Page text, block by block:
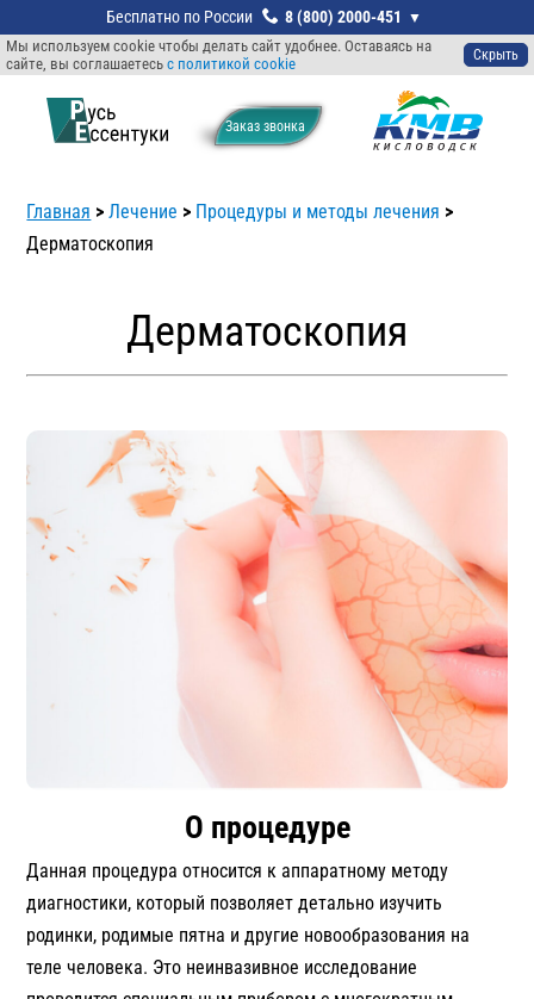
Мы используем cookie чтобы делать сайт удобнее. Оставаясь на
сайте, вы соглашаетесь с политикой cookie Скрыть
Заказ звонкa
8 (800) 2000-451
Главная >Лечение > Процедуры и методы лечения >
Дерматоскопия
Дерматоскопия
О процедуре
Данная процедура относится к аппаратному методу
диагностики, который позволяет детально изучить
родинки, родимые пятна и другие новообразования на
теле человека. Это неинвазивное исследование